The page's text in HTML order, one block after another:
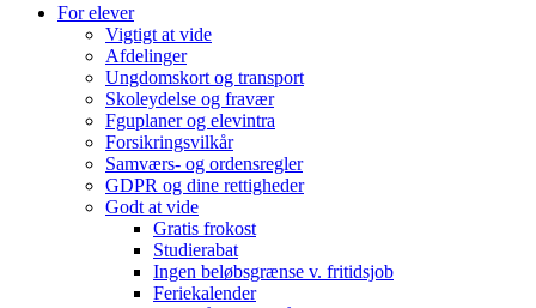
For elever
Vigtigt at vide
Afdelinger
Ungdomskort og transport
Skoleydelse og fravær
Fguplaner og elevintra
Forsikringsvilkår
Samværs- og ordensregler
GDPR og dine rettigheder
Godt at vide
Gratis frokost
Studierabat
Ingen beløbsgrænse v. fritidsjob
Feriekalender